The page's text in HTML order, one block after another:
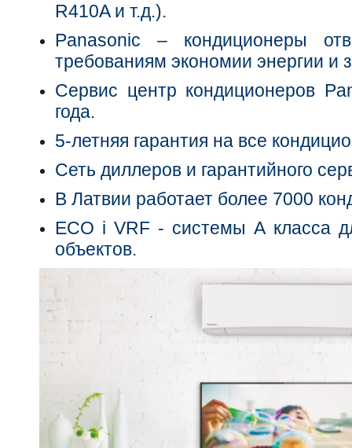
R410A и т.д.).
Panasonic – кондиционеры
требованиям экономии энергии и
Сервис центр кондиционеров
года.
5-летняя гарантия на все
Сеть диллеров и гарантийного
В Латвии работает более 7000
ECO i VRF - системы А класса
объектов.